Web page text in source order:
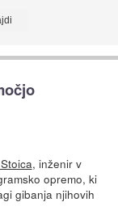
, inženir v
opremo, ki
gibanja njihovih